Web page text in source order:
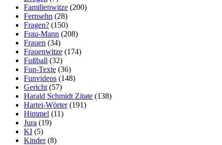
Familienwitze (200)
Fernsehn (28)
Fragen? (150)
Frau-Mann (208)
Frauen (34)
Frauenwitze (174)
Fußball (32)
Fun-Texte (36)
Funvideos (148)
Gericht(57)
Harald Schmidt Zitate (138)
Hartei-Wörter(191)
Himmel (11)
Jura (19)
KI (5)
Kinder(8)